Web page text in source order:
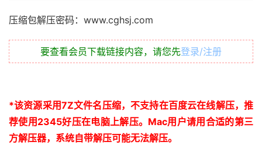
压缩包解压密码：www.cghsj.com
要查看会员下载链接内容，请您先登录/注册
*该资源采用7Z文件名压缩，不支持在百度云在线解压，推
荐使用2345好压在电脑上解压。 Mac用户请用合适的第三
方解压器，系统自带解压可能无法解压。